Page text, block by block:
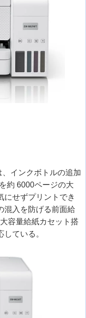
、インクボトルの追加
約 6000ページの大
にせずプリントでき
混入を防げる前面給
容量給紙カセット搭
ている。